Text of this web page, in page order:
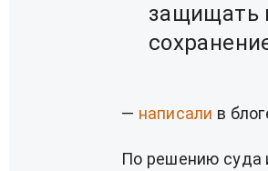
защищать
— написали в
По решению суда